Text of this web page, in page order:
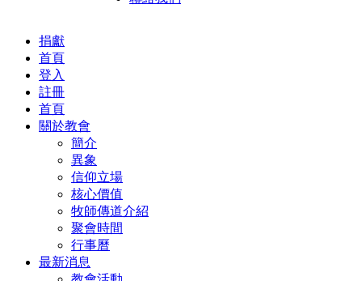
捐獻
首頁
登入
註冊
首頁
關於教會
簡介
異象
信仰立場
核心價值
牧師傳道介紹
聚會時間
行事曆
最新消息